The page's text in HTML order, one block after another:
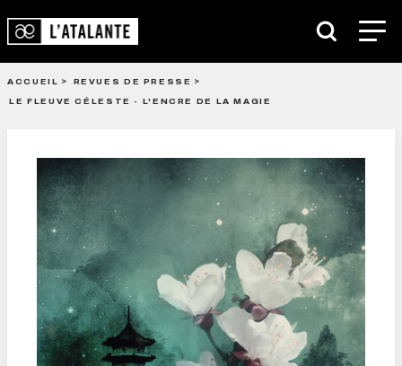
ACCUEIL
REVUES DE PRESSE
LE FLEUVE CÉLESTE - L'ENCRE DE LA MAGIE